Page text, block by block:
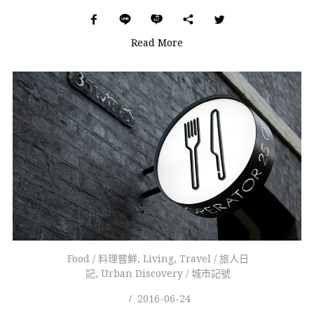
Read More
Food / 料理嘗鮮, Living, Travel / 旅人日
記, Urban Discovery / 城市記號
2016-06-24